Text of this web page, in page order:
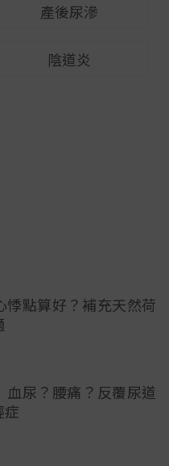
產後尿滲
陰道炎
悸點算好？補充天然荷
血尿？腰痛？反覆尿道
症